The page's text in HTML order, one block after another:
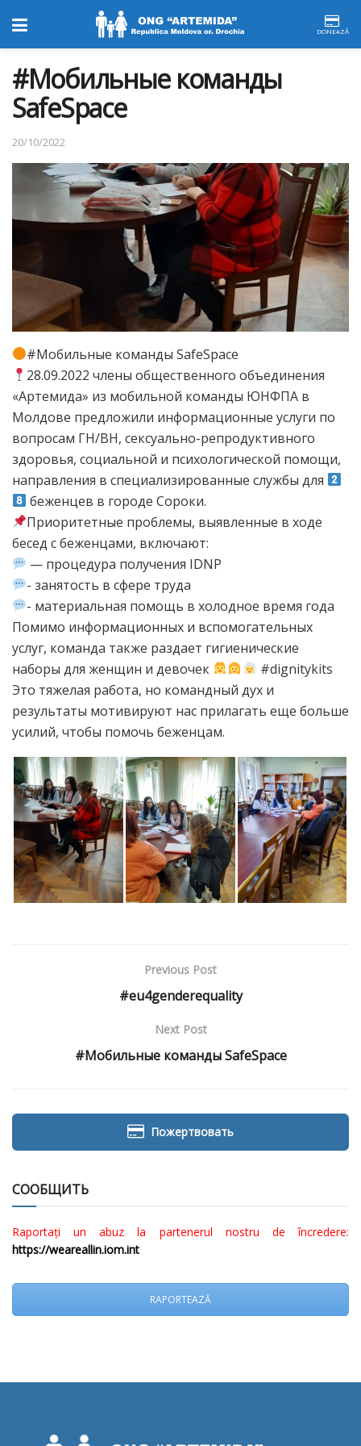
DONEAZĂ
#Мобильные команды
SafeSpace
20/10/2022
#Мобильные команды SafeSpace
28.09.2022 члены общественного объединения
«Артемида» из мобильной команды ЮНФПА в
Молдове предложили информационные услуги по
вопросам ГН/ВН, сексуально-репродуктивного
здоровья, социальной и психологической помощи,
направления в специализированные службы для
беженцев в городе Сороки.
Приоритетные проблемы, выявленные в ходе
бесед с беженцами, включают:
— процедура получения IDNP
- занятость в сфере труда
- материальная помощь в холодное время года
Помимо информационных и вспомогательных
услуг, команда также раздает гигиенические
наборы для женщин и девочек
#dignitykits
Это тяжелая работа, но командный дух и
результаты мотивируют нас прилагать еще больше
усилий, чтобы помочь беженцам.
Previous Post
#eu4genderequality
Next Post
#Мобильные команды SafeSpace
Пожертвовать
СООБЩИТЬ
Raportați un abuz la partenerul nostru de încredere:
https://weareallin.iom.int
RAPORTEAZĂ